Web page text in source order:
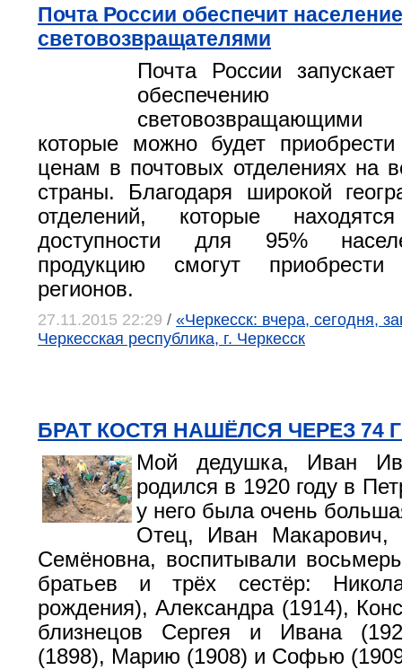
Почта России обеспечит население
световозвращателями
Почта России
обеспечению
которые можно будет
ценам в почтовых отделениях на
страны. Благодаря широкой
отделений, которые
доступности для 95%
продукцию смогут
регионов.
27.11.2015 22:29 / «Черкесск: вчера, сегодня,
Черкесская республика, г. Черкесск
БРАТ КОСТЯ НАШЁЛСЯ ЧЕРЕЗ 74
Мой дедушка, Иван
родился в 1920 году в
у него была очень
Отец, Иван Макарович,
Семёновна, воспитывали
братьев и трёх сестёр:
рождения), Александра (1914),
близнецов Сергея и Ивана
(1898), Марию (1908) и Софью